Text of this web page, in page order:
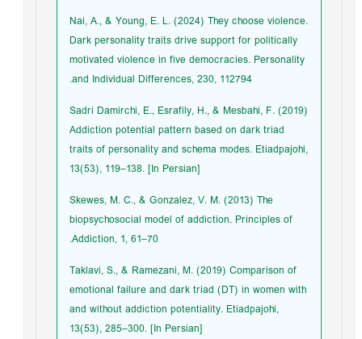
Nai, A., & Young, E. L. (2024) They choose violence.
Dark personality traits drive support for politically
motivated violence in five democracies. Personality
and Individual Differences, 230, 112794.
Sadri Damirchi, E., Esrafily, H., & Mesbahi, F. (2019)
Addiction potential pattern based on dark triad
traits of personality and schema modes. Etiadpajohi,
13(53), 119–138. [In Persian]
Skewes, M. C., & Gonzalez, V. M. (2013) The
biopsychosocial model of addiction. Principles of
Addiction, 1, 61–70.
Taklavi, S., & Ramezani, M. (2019) Comparison of
emotional failure and dark triad (DT) in women with
and without addiction potentiality. Etiadpajohi,
13(53), 285–300. [In Persian]